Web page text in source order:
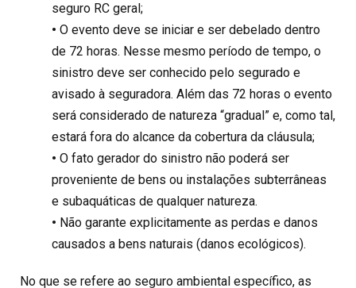
seguro RC geral;
• O evento deve se iniciar e ser debelado dentro
de 72 horas. Nesse mesmo período de tempo, o
sinistro deve ser conhecido pelo segurado e
avisado à seguradora. Além das 72 horas o evento
será considerado de natureza “gradual” e, como tal,
estará fora do alcance da cobertura da cláusula;
• O fato gerador do sinistro não poderá ser
proveniente de bens ou instalações subterrâneas
e subaquáticas de qualquer natureza.
• Não garante explicitamente as perdas e danos
causados a bens naturais (danos ecológicos).
No que se refere ao seguro ambiental específico, as